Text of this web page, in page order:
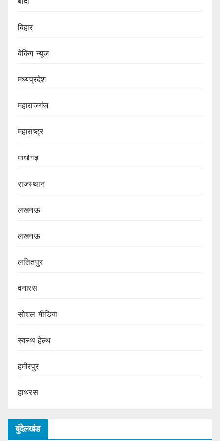
बिहार
बेकिंग न्यूज
मध्यप्रदेश
महाराजगंज
महाराष्ट्र
माधौगढ़
राजस्थान
लखनऊ
लखनऊ
ललितपुर
वनारस
सोशल मीडिया
स्वस्थ हेल्थ
हमीरपुर
हाथरस
बुंदेलखंड